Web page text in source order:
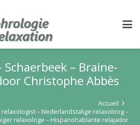
Schaerbeek – Braine-
Christophe Abbès
Accueil
relaxologist – Nederlandstalige relaxoloog –
relaxologe – Hispanohablante relajador